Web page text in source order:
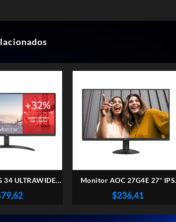
34 ULTRAWIDE
BORDERLESS
(II) (3300)
Monitor AOC 27G4E 27″ IPS
FHD (1920 x 1080) 180Hz 1ms
Gaming Ficha USA
$236,41